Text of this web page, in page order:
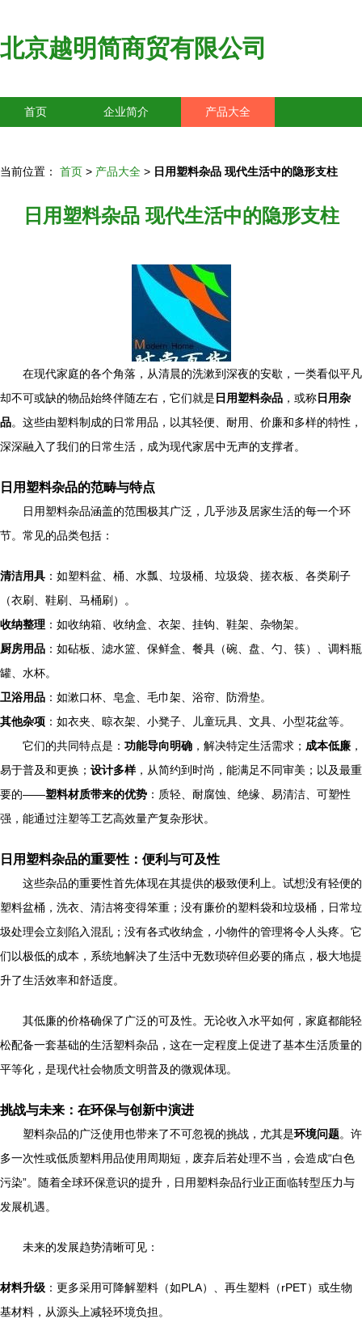
北京越明简商贸有限公司
首页 企业简介 产品大全
当前位置： 首页 > 产品大全 > 日用塑料杂品 现代生活中的隐形支柱
日用塑料杂品 现代生活中的隐形支柱
在现代家庭的各个角落，从清晨的洗漱到深夜的安歇，一类看似平凡
却不可或缺的物品始终伴随左右，它们就是 日用塑料杂品 ，或称日用杂
品。这些由塑料制成的日常用品，以其轻便、耐用、价廉和多样的特性，
深深融入了我们的日常生活，成为现代家居中无声的支撑者。
日用塑料杂品的范畴与特点
日用塑料杂品涵盖的范围极其广泛，几乎涉及居家生活的每一个环
节。常见的品类包括：
清洁用具 ：如塑料盆、桶、水瓢、垃圾桶、垃圾袋、搓衣板、各类刷子
（衣刷、鞋刷、马桶刷）。
收纳整理 ：如收纳箱、收纳盒、衣架、挂钩、鞋架、杂物架。
厨房用品 ：如砧板、滤水篮、保鲜盒、餐具（碗、盘、勺、筷）、调料瓶
罐、水杯。
卫浴用品 ：如漱口杯、皂盒、毛巾架、浴帘、防滑垫。
其他杂项 ：如衣夹、晾衣架、小凳子、儿童玩具、文具、小型花盆等。
它们的共同特点是： 功能导向明确 ，解决特定生活需求； 成本低廉 ，
易于普及和更换； 设计多样，从简约到时尚，能满足不同审美；以及最重
要的——塑料材质带来的优势 ：质轻、耐腐蚀、绝缘、易清洁、可塑性
强，能通过注塑等工艺高效量产复杂形状。
日用塑料杂品的重要性：便利与可及性
这些杂品的重要性首先体现在其提供的极致便利上。试想没有轻便的
塑料盆桶，洗衣、清洁将变得笨重；没有廉价的塑料袋和垃圾桶，日常垃
圾处理会立刻陷入混乱；没有各式收纳盒，小物件的管理将令人头疼。它
们以极低的成本，系统地解决了生活中无数琐碎但必要的痛点，极大地提
升了生活效率和舒适度。
其低廉的价格确保了广泛的可及性。无论收入水平如何，家庭都能轻
松配备一套基础的生活塑料杂品，这在一定程度上促进了基本生活质量的
平等化，是现代社会物质文明普及的微观体现。
挑战与未来：在环保与创新中演进
塑料杂品的广泛使用也带来了不可忽视的挑战，尤其是环境问题。许
多一次性或低质塑料用品使用周期短，废弃后若处理不当，会造成“白色
污染”。随着全球环保意识的提升，日用塑料杂品行业正面临转型压力与
发展机遇。
未来的发展趋势清晰可见：
材料升级 ：更多采用可降解塑料（如PLA）、再生塑料（rPET）或生物
基材料，从源头上减轻环境负担。